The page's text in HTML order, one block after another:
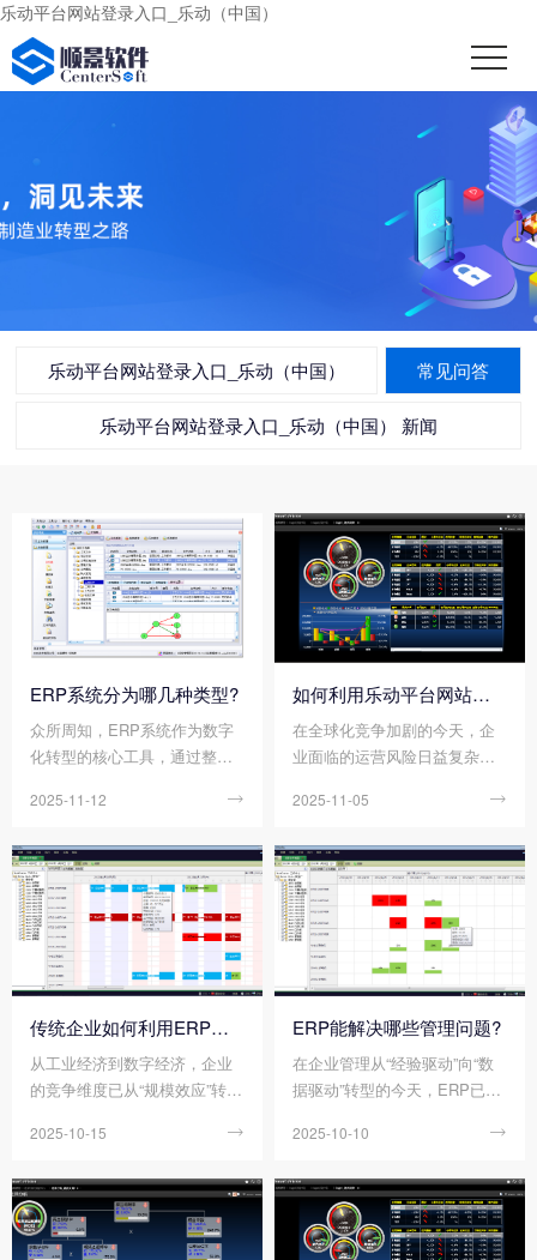
乐动平台网站登录入口_乐动（中国）
乐动平台网站登录入口_乐动（中国） 常见问答
乐动平台网站登录入口_乐动（中国） 新闻
ERP系统分为哪几种类型?
众所周知，ERP系统作为数字
化转型的核心工具，通过整合
源等模块，能构建起企业资源
不同行业(如离散制造与流程制
造)、不同规模(如初创企业与跨
国集团)、不同业务模式(如项目
制与流水线制)的企业，对ERP
系统的功能深度、部署方式、
定制化程度的需求截然不同。
2025-11-12 
如何利用乐动平台网站登录入口_乐动（中国） 帮助企业更好地规避风险?
在全球化竞争加剧的今天，企
业面临的运营风险日益复杂，
弊、合规漏洞、库存积压等问
威胁企业生存。在此背景下，
乐动平台网站登录入口_乐动
（中国） 作为企业数字化转型
的基石，凭借其数据整合、流
程标准化与实时监控能力，正
成为企业规避风险的关键工
具。
2025-11-05 
传统企业如何利用ERP系统重塑竞争力?
从工业经济到数字经济，企业
的竞争维度已从“规模效应”转
不确定性的市场中实现韧性增
合的核心工具，正成为重塑竞
争力的关键抓手。通过打通数
据孤岛、优化业务流程、赋能
2025-10-15 
ERP能解决哪些管理问题?
在企业管理从“经验驱动”向“数
据驱动”转型的今天，ERP已成
效运营的核心工具。它通过整
孤岛，为企业提供了一体化的
管理解决方案。无论是成本控
制、决策效率还是供应链协
2025-10-10 